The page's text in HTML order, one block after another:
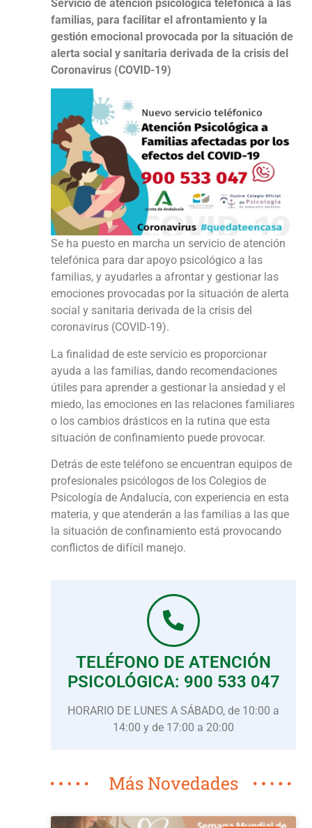
Servicio de atención psicológica telefónica a las
familias, para facilitar el afrontamiento y la
gestión emocional provocada por la situación de
alerta social y sanitaria derivada de la crisis del
Coronavirus (COVID-19)
Se ha puesto en marcha un servicio de atención
telefónica para dar apoyo psicológico a las
familias, y ayudarles a afrontar y gestionar las
emociones provocadas por la situación de alerta
social y sanitaria derivada de la crisis del
coronavirus (COVID-19).
La finalidad de este servicio es proporcionar
ayuda a las familias, dando recomendaciones
útiles para aprender a gestionar la ansiedad y el
miedo, las emociones en las relaciones familiares
o los cambios drásticos en la rutina que esta
situación de confinamiento puede provocar.
Detrás de este teléfono se encuentran equipos de
profesionales psicólogos de los Colegios de
Psicología de Andalucía, con experiencia en esta
materia, y que atenderán a las familias a las que
la situación de confinamiento está provocando
conflictos de difícil manejo.
TELÉFONO DE ATENCIÓN
PSICOLÓGICA: 900 533 047
HORARIO DE LUNES A SÁBADO, de 10:00 a
14:00 y de 17:00 a 20:00
Más Novedades